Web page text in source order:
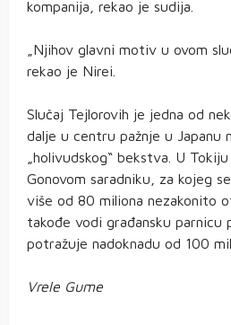
kompanija, rekao je sudija.
„Njihov glavni motiv u ovom
rekao je Nirei.
Slučaj Tejlorovih je jedna od
dalje u centru pažnje u Japanu
„holivudskog“ bekstva. U
Gonovom saradniku, za kojeg
više od 80 miliona nezakonito
takođe vodi građansku parnicu
potražuje nadoknadu od 100
Vrele Gume